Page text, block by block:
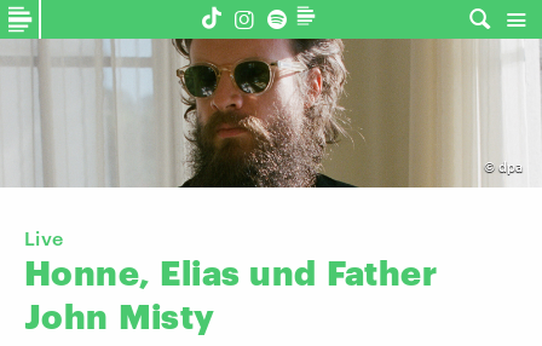
© dpa
Live
Honne, Elias und Father
John Misty